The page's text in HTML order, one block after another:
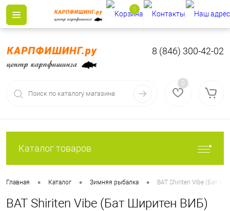
8 (846) 300-42-02
0
Каталог товаров
Главная • Каталог • Зимняя рыбалка • BAT Shiriten Vibe (Бат
BAT Shiriten Vibe (Бат Ширитен ВИБ)
0